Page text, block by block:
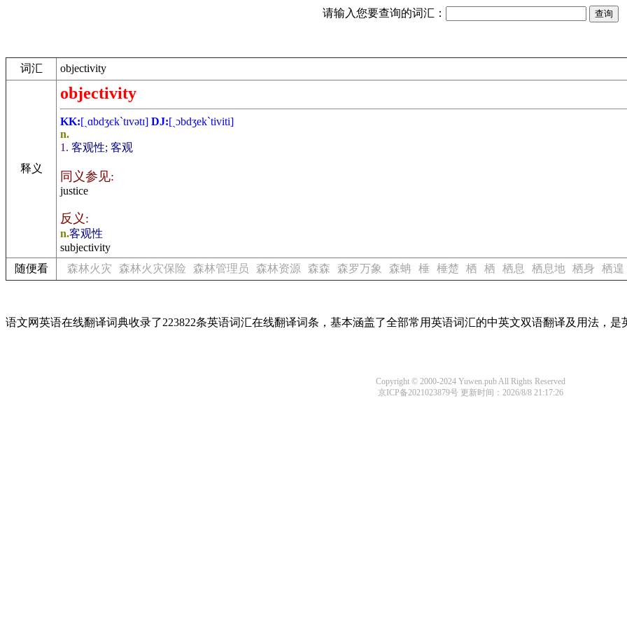
请输入您要查询的词汇：
词汇 objectivity
释义
objectivity
KK:[ˏɑbdʒєk`tɪvәtɪ] DJ:[ˏɔbdʒek`tiviti]
n.
1. 客观性; 客观
同义参见:
justice
反义:
n.客观性
subjectivity
随便看
森林火灾 森林火灾保险 森林管理员 森林资源 森森 森罗万象 森蚺 棰 棰楚 栖 栖 栖息 栖息地 栖身 栖遑
语文网英语在线翻译词典收录了223822条英语词汇在线翻译词条，基本涵盖了全部常用英语词汇的中英文双语翻译及用法，是
Copyright © 2000-2024 Yuwen.pub All Rights Reserved
京ICP备2021023879号更新时间：2026/8/8 21:17:26